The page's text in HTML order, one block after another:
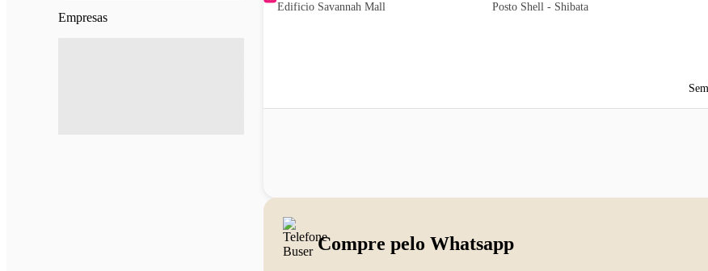
Empresas
Edificio Savannah Mall Posto Shell - Shibata
Compre pelo Whatsapp